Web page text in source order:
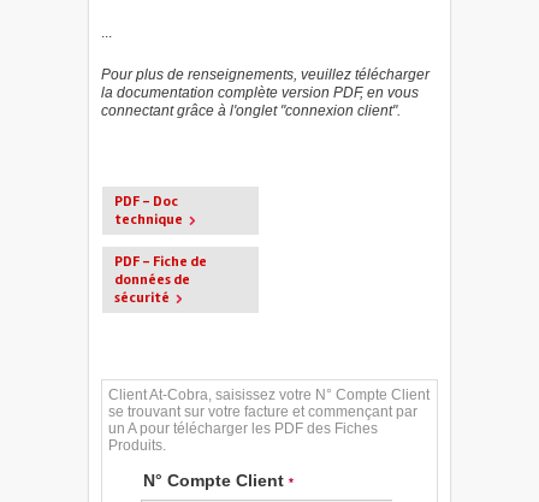
...
Pour plus de renseignements, veuillez télécharger
la documentation complète version PDF, en vous
connectant grâce à l'onglet "connexion client".
PDF - Doc
technique
PDF - Fiche de
données de
sécurité
Client At-Cobra, saisissez votre N° Compte Client
se trouvant sur votre facture et commençant par
un A pour télécharger les PDF des Fiches
Produits.
N° Compte Client *